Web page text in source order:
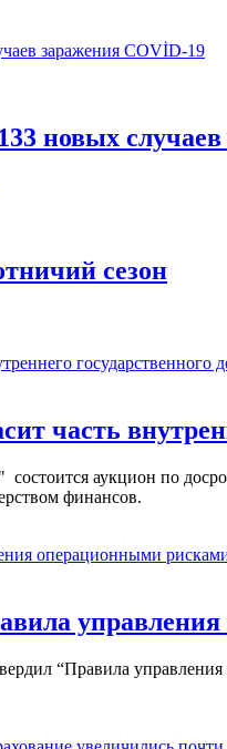
новых
сезон
часть
аукцион по
финансов.
“Правила